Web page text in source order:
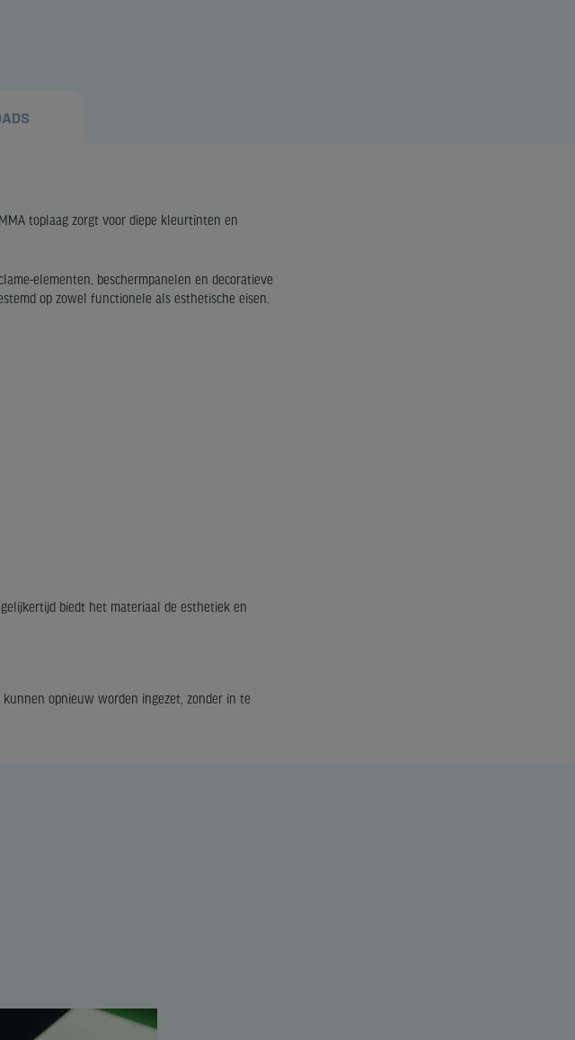
toplaag zorgt voor diepe kleurtinten en
elementen, beschermpanelen en decoratieve
op zowel functionele als esthetische eisen.
biedt het materiaal de esthetiek en
kunnen opnieuw worden ingezet, zonder in te